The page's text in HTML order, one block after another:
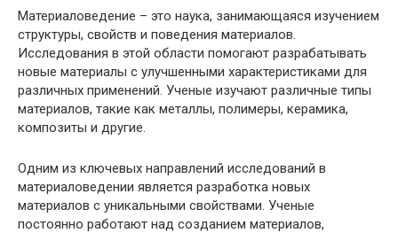
Материаловедение – это наука, занимающаяся изучением
структуры, свойств и поведения материалов.
Исследования в этой области помогают разрабатывать
новые материалы с улучшенными характеристиками для
различных применений. Ученые изучают различные типы
материалов, такие как металлы, полимеры, керамика,
композиты и другие.
Одним из ключевых направлений исследований в
материаловедении является разработка новых
материалов с уникальными свойствами. Ученые
постоянно работают над созданием материалов,